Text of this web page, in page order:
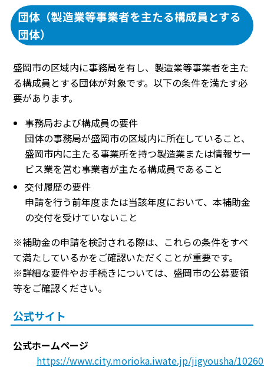
団体（製造業等事業者を主たる構成員とする
団体）
盛岡市の区域内に事務局を有し、製造業等事業者を主た
る構成員とする団体が対象です。以下の条件を満たす必
要があります。
事務局および構成員の要件
団体の事務局が盛岡市の区域内に所在していること、
盛岡市内に主たる事業所を持つ製造業または情報サー
ビス業を営む事業者が主たる構成員であること
交付履歴の要件
申請を行う前年度または当該年度において、本補助金
の交付を受けていないこと
※補助金の申請を検討される際は、これらの条件をすべ
て満たしているかをご確認いただくことが重要です。
※詳細な要件やお手続きについては、盛岡市の公募要領
等をご確認ください。
公式サイト
公式ホームページ
https://www.city.morioka.iwate.jp/jigyousha/